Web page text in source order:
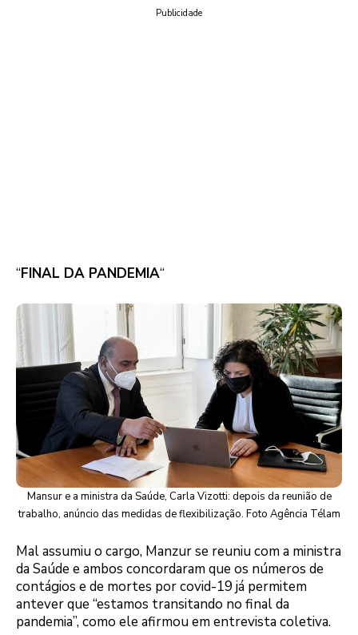
Publicidade
“FINAL DA PANDEMIA“
Mansur e a ministra da Saúde, Carla Vizotti: depois da reunião de
trabalho, anúncio das medidas de flexibilização. Foto Agência Télam
Mal assumiu o cargo, Manzur se reuniu com a ministra
da Saúde e ambos concordaram que os números de
contágios e de mortes por covid-19 já permitem
antever que “estamos transitando no final da
pandemia”, como ele afirmou em entrevista coletiva.